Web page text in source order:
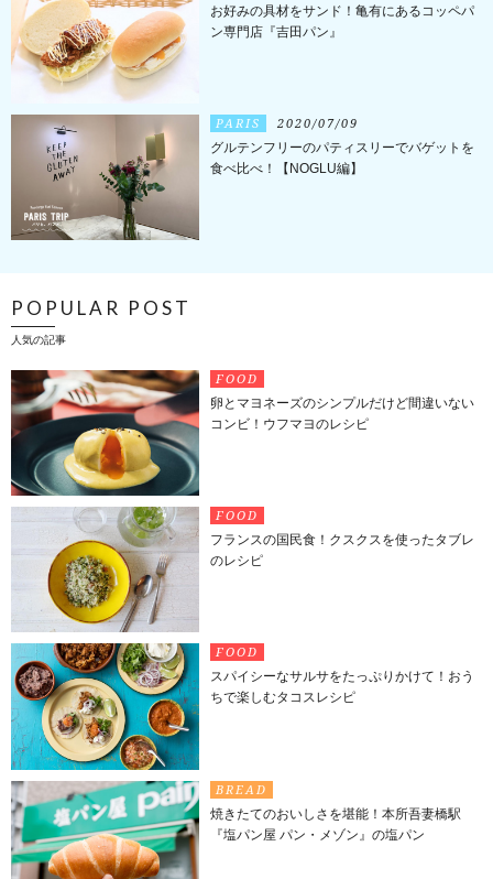
お好みの具材をサンド！亀有にあるコッペパ
ン専門店『吉田パン』
PARIS 2020/07/09
グルテンフリーのパティスリーでバゲットを
食べ比べ！【NOGLU編】
POPULAR POST
人気の記事
FOOD
卵とマヨネーズのシンプルだけど間違いない
コンビ！ウフマヨのレシピ
FOOD
フランスの国民食！クスクスを使ったタブレ
のレシピ
FOOD
スパイシーなサルサをたっぷりかけて！おう
ちで楽しむタコスレシピ
BREAD
焼きたてのおいしさを堪能！本所吾妻橋駅
『塩パン屋 パン・メゾン』の塩パン